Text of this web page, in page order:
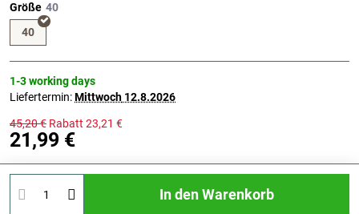
Größe
40
1-3 working days
Liefertermin:Mittwoch 12.8.2026
45,20 € Rabatt 23,21 €
21,99 €
In den Warenkorb